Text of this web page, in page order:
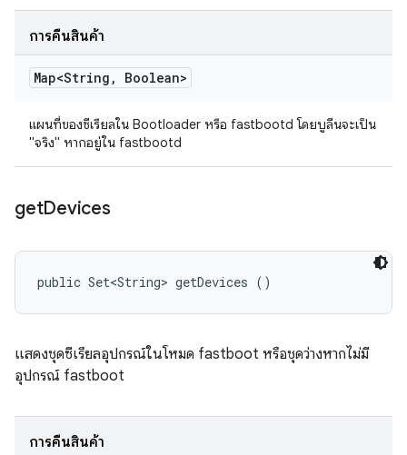
การคืนสินค้า
Map<String , Boolean>
แผนที่ของซีเรียลใน Bootloader หรือ fastbootd โดยบูลีนจะเป็น
"จริง" หากอยู่ใน fastbootd
getDevices
public Set<String> getDevices ()
แสดงชุดซีเรียลอุปกรณ์ในโหมด fastboot หรือชุดว่างหากไม่มี
อุปกรณ์ fastboot
การคืนสินค้า